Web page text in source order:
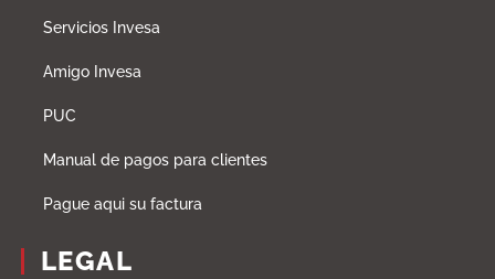
Servicios Invesa
Amigo Invesa
PUC
Manual de pagos para clientes
Pague aqui su factura
LEGAL